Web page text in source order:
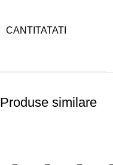
CANTITATATI
Produse similare